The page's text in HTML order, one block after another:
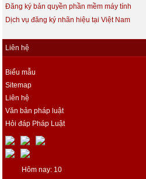
Đăng ký bản quyền phần mềm máy tính
Dịch vụ đăng ký nhãn hiệu tại Việt Nam
Liên hệ
Biểu mẫu
Sitemap
Liên hệ
Văn bản pháp luật
Hỏi đáp Pháp Luật
Hôm nay: 10